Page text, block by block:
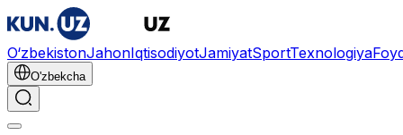
O‘zbekistonJahonIqtisodiyotJamiyatSportTexnologiya
O'zbekcha